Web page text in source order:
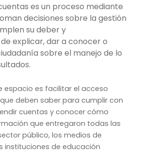
es un proceso mediante
decisiones sobre la gestión
su deber y
explicar, dar a conocer o
sobre el manejo de lo
espacio es facilitar el acceso
deben saber para cumplir con
cuentas y conocer cómo
que entregaron todas las
público, los medios de
instituciones de educación